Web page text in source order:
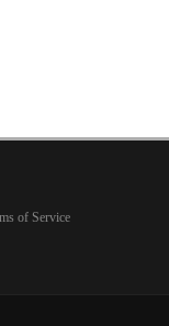
of Service